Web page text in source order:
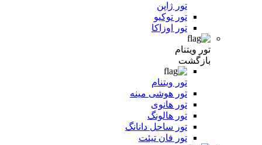
تور ژاپن
تور توکیو
تور اوزاکا
تور ویتنام
بازگشت
تور ویتنام
تور هوشی مینه
تور هانوی
تور هالونگ
تور ساحل دانانگ
تور فان تیئت